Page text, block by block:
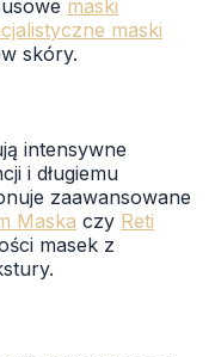
maski
maski
skóry.
intensywne
i długiemu
zaawansowane
Maska czy Reti
masek z